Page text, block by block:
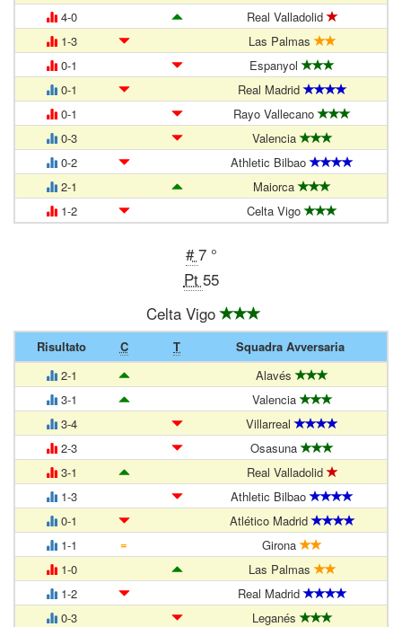
4-0
Real Valladolid
1-3
Las Palmas
0-1
Espanyol
0-1
Real Madrid
0-1
Rayo Vallecano
0-3
Valencia
0-2
Athletic Bilbao
2-1
Maiorca
1-2
Celta Vigo
#7 °
Pt 55
Celta Vigo
Risultato C T
Squadra Avversaria
2-1
Alavés
3-1
Valencia
3-4
Villarreal
2-3
Osasuna
3-1
Real Valladolid
1-3
Athletic Bilbao
0-1
Atlético Madrid
1-1
=
Girona
1-0
Las Palmas
1-2
Real Madrid
0-3
Leganés